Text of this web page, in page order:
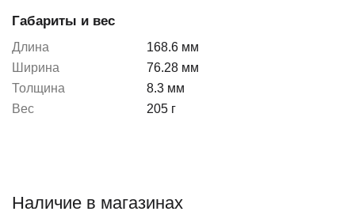
Габариты и вес
Длина
168.6 мм
Ширина
76.28 мм
Толщина
8.3 мм
Вес
205 г
Наличие в магазинах